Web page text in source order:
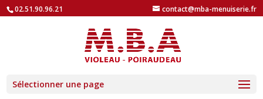
02.51.90.96.21 contact@mba-menuiserie.fr
Sélectionner une page